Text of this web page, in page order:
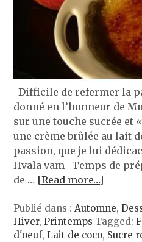
Difficile de refermer la
donné en l’honneur de
sur une touche sucrée et
une crème brûlée au lait
passion, que je lui
Hvala vam Temps de
de … [Read more…]
Publié dans :Automne,
Hiver,Printemps Tagged:
d'oeuf,Lait de coco, Sucre